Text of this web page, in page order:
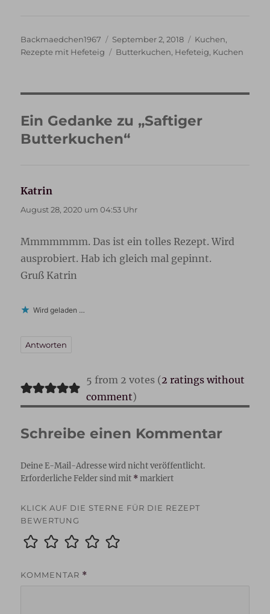
Autor
Backmaedchen1967
Veröffentlicht
am
September 2, 2018 Kategorien
Kuchen,
Rezepte mit Hefeteig
Schlagwörter
Butterkuchen, Hefeteig, Kuchen
Ein Gedanke zu „Saftiger
Butterkuchen“
Katrin
August 28, 2020 um 04:53 Uhr
Mmmmmmm. Das ist ein tolles Rezept. Wird
ausprobiert. Hab ich gleich mal gepinnt.
Gruß Katrin
Wird geladen …
Antworten
5 from 2 votes (2 ratings without
comment)
Schreibe einen Kommentar
Deine E-Mail-Adresse wird nicht veröffentlicht.
Erforderliche Felder sind mit *markiert
KLICK AUF DIE STERNE FÜR DIE REZEPT
BEWERTUNG
KOMMENTAR *